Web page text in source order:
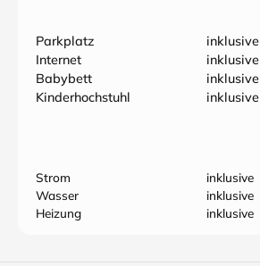
Parkplatz
inklusive
Internet
inklusive
Babybett
inklusive
Kinderhochstuhl
inklusive
Strom
inklusive
Wasser
inklusive
Heizung
inklusive